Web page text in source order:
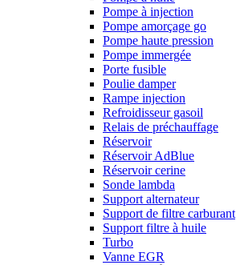
Pompe à injection
Pompe amorçage go
Pompe haute pression
Pompe immergée
Porte fusible
Poulie damper
Rampe injection
Refroidisseur gasoil
Relais de préchauffage
Réservoir
Réservoir AdBlue
Réservoir cerine
Sonde lambda
Support alternateur
Support de filtre carburant
Support filtre à huile
Turbo
Vanne EGR